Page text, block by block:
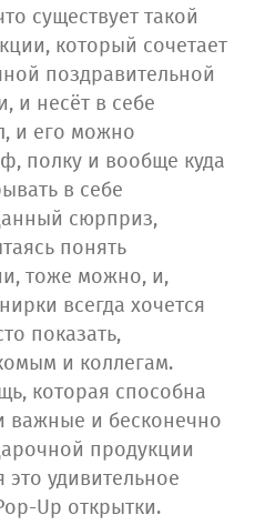
существует такой
который сочетает
поздравительной
и несёт в себе
и его можно
полку и вообще куда
в себе
сюрприз,
понять
тоже можно, и,
всегда хочется
показать,
и коллегам.
которая способна
важные и бесконечно
продукции
удивительное
Up открытки.